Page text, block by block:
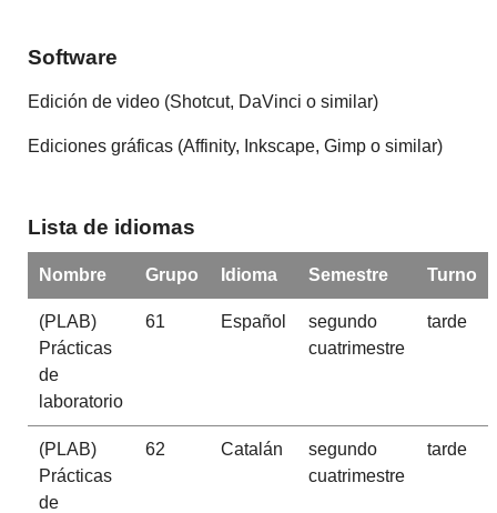
Software
Edición de video (Shotcut, DaVinci o similar)
Ediciones gráficas (Affinity, Inkscape, Gimp o similar)
Lista de idiomas
Nombre Grupo Idioma Semestre Turno
(PLAB)
Prácticas
de
laboratorio
61 Español
segundo
cuatrimestre
tarde
(PLAB)
Prácticas
de
62 Catalán
segundo
cuatrimestre
tarde